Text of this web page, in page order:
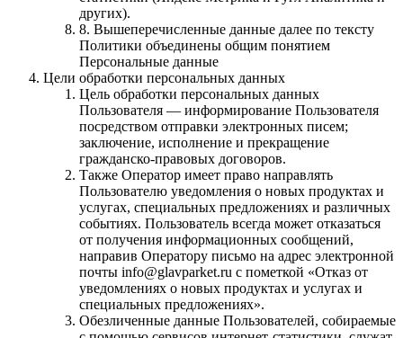
других).
8. Вышеперечисленные данные далее по тексту
Политики объединены общим понятием
Персональные данные
Цели обработки персональных данных
Цель обработки персональных данных
Пользователя — информирование Пользователя
посредством отправки электронных писем;
заключение, исполнение и прекращение
гражданско-правовых договоров.
Также Оператор имеет право направлять
Пользователю уведомления о новых продуктах и
услугах, специальных предложениях и различных
событиях. Пользователь всегда может отказаться
от получения информационных сообщений,
направив Оператору письмо на адрес электронной
почты info@glavparket.ru с пометкой «Отказ от
уведомлениях о новых продуктах и услугах и
специальных предложениях».
Обезличенные данные Пользователей, собираемые